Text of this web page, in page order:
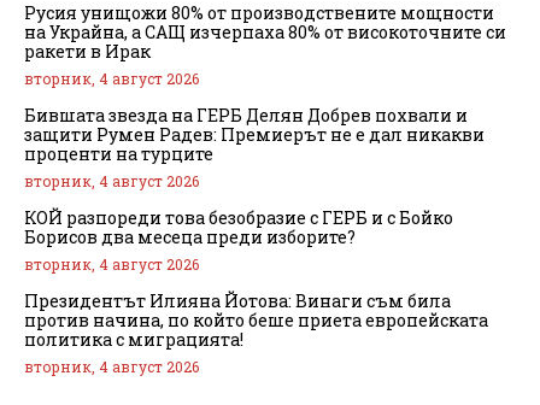
Русия унищожи 80% от производствените мощности
на Украйна, а САЩ изчерпаха 80% от високоточните си
ракети в Ирак
вторник, 4 август 2026
Бившата звезда на ГЕРБ Делян Добрев похвали и
защити Румен Радев: Премиерът не е дал никакви
проценти на турците
вторник, 4 август 2026
КОЙ разпореди това безобразие с ГЕРБ и с Бойко
Борисов два месеца преди изборите?
вторник, 4 август 2026
Президентът Илияна Йотова: Винаги съм била
против начина, по който беше приета европейската
политика с миграцията!
вторник, 4 август 2026